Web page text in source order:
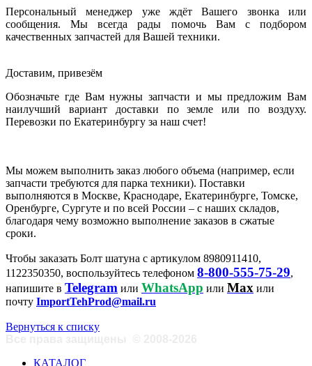
Персональный менеджер уже ждёт Вашего звонка или
сообщения. Мы всегда рады помочь Вам с подбором
качественных запчастей для Вашей техники.
Доставим, привезём
Обозначьте где Вам нужны запчасти и мы предложим Вам
наилучший вариант доставки по земле или по воздуху.
Перевозки по Екатеринбургу за наш счет!
Мы можем выполнить заказ любого объема (например, если
запчасти требуются для парка техники). Поставки
выполняются в Москве, Краснодаре, Екатеринбурге, Томске,
Оренбурге, Сургуте и по всей России – с наших складов,
благодаря чему возможно выполнение заказов в сжатые
сроки.
Чтобы заказать Болт шатуна с артикулом 8980911410,
1122350350, воспользуйтесь телефоном 8-800-555-75-29,
напишите в Telegram или WhatsApp или Max или
почту ImportTehProd@mail.ru
Вернуться к списку
КАТАЛОГ